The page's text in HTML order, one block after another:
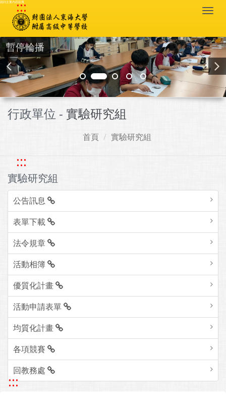
跳到主要內容區塊
:::
暫停輪播
行政單位 - 實驗研究組
首頁 實驗研究組
:::
實驗研究組
公告訊息
表單下載
法令規章
活動相簿
優質化計畫
活動申請表單
均質化計畫
各項競賽
回教務處
:::